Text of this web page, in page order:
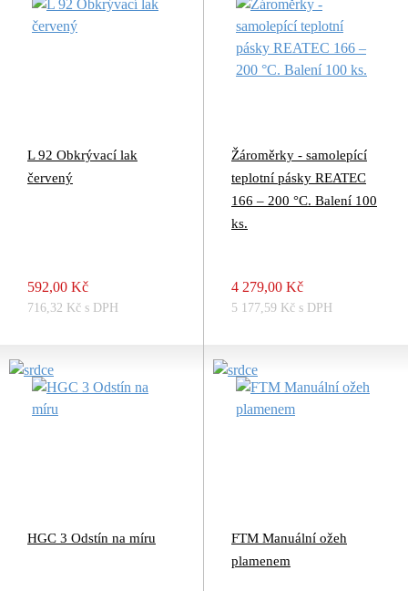
L 92 Obkrývací lak
červený
592,00 Kč
716,32 Kč s DPH
Žároměrky - samolepící
teplotní pásky REATEC
166 – 200 °C. Balení 100
ks.
4 279,00 Kč
5 177,59 Kč s DPH
HGC 3 Odstín na míru
FTM Manuální ožeh
plamenem